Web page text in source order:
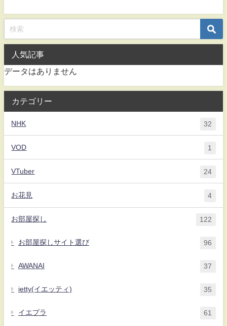
人気記事
データはありません
カテゴリー
NHK 32
VOD 1
VTuber 24
お花見 4
お部屋探し 122
お部屋探しサイト選び 96
AWANAI 37
ietty(イエッティ) 35
イエプラ 61